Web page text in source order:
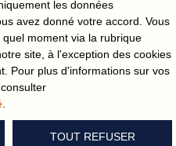
60 m². La cour permet le
Une maison entretenue,
d’une pompe à chaleur et
principales :
m² au sol)Parcelle : 525
60 m² exposées
d’eau + 1 salle de
indépendant de 60
CARACTÈRE –
Cordemais 44360
à quelques minutes du
pleine de charme offre
habitables (218,44 m² au
de 28 m². Édifiée sur un
m², elle allie volumes,
les données
avez donné votre accord. Vous
moment via la rubrique
site, à l'exception des cookies
Pour plus d'informations sur vos
TOUT REFUSER